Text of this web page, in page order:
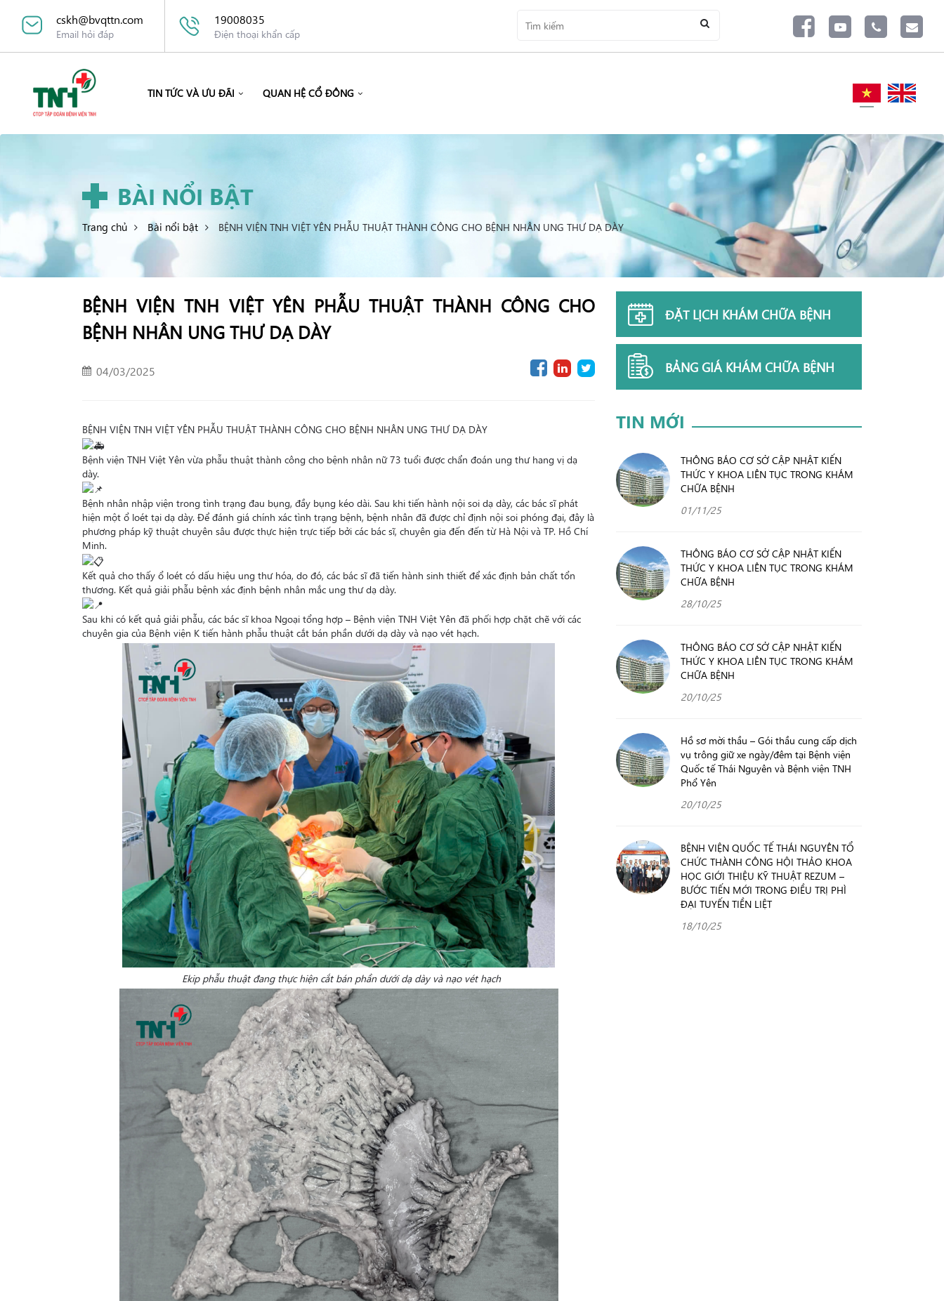
cskh@bvqttn.com
Email hỏi đáp
19008035
Điện thoại khẩn cấp
TIN TỨC VÀ ƯU ĐÃI QUAN HỆ CỔ ĐÔNG
BÀI NỔI BẬT
Trang chủ Bài nổi bật BỆNH VIỆN TNH VIỆT YÊN PHẪU THUẬT THÀNH CÔNG CHO BỆNH NHÂN UNG THƯ DẠ DÀY
BỆNH VIỆN TNH VIỆT YÊN PHẪU THUẬT THÀNH CÔNG CHO
BỆNH NHÂN UNG THƯ DẠ DÀY
04/03/2025
BỆNH VIỆN TNH VIỆT YÊN PHẪU THUẬT THÀNH CÔNG CHO BỆNH NHÂN UNG THƯ DẠ DÀY
Bệnh viện TNH Việt Yên vừa phẫu thuật thành công cho bệnh nhân nữ 73 tuổi được chẩn đoán ung thư hang vị dạ
dày.
Bệnh nhân nhập viện trong tình trạng đau bụng, đầy bụng kéo dài. Sau khi tiến hành nội soi dạ dày, các bác sĩ phát
hiện một ổ loét tại dạ dày. Để đánh giá chính xác tình trạng bệnh, bệnh nhân đã được chỉ định nội soi phóng đại, đây là
phương pháp kỹ thuật chuyên sâu được thực hiện trực tiếp bởi các bác sĩ, chuyên gia đến đến từ Hà Nội và TP. Hồ Chí
Minh.
Kết quả cho thấy ổ loét có dấu hiệu ung thư hóa, do đó, các bác sĩ đã tiến hành sinh thiết để xác định bản chất tổn
thương. Kết quả giải phẫu bệnh xác định bệnh nhân mắc ung thư dạ dày.
Sau khi có kết quả giải phẫu, các bác sĩ khoa Ngoại tổng hợp – Bệnh viện TNH Việt Yên đã phối hợp chặt chẽ với các
chuyên gia của Bệnh viện K tiến hành phẫu thuật cắt bán phần dưới dạ dày và nạo vét hạch.
Ekip phẫu thuật đang thực hiện cắt bán phần dưới dạ dày và nạo vét hạch
ĐẶT LỊCH KHÁM CHỮA BỆNH
BẢNG GIÁ KHÁM CHỮA BỆNH
TIN MỚI
THÔNG BÁO CƠ SỞ CẬP NHẬT KIẾN
THỨC Y KHOA LIÊN TỤC TRONG KHÁM
CHỮA BỆNH
01/11/25
THÔNG BÁO CƠ SỞ CẬP NHẬT KIẾN
THỨC Y KHOA LIÊN TỤC TRONG KHÁM
CHỮA BỆNH
28/10/25
THÔNG BÁO CƠ SỞ CẬP NHẬT KIẾN
THỨC Y KHOA LIÊN TỤC TRONG KHÁM
CHỮA BỆNH
20/10/25
Hồ sơ mời thầu – Gói thầu cung cấp dịch
vụ trông giữ xe ngày/đêm tại Bệnh viện
Quốc tế Thái Nguyên và Bệnh viện TNH
Phổ Yên
20/10/25
BỆNH VIỆN QUỐC TẾ THÁI NGUYÊN TỔ
CHỨC THÀNH CÔNG HỘI THẢO KHOA
HỌC GIỚI THIỆU KỸ THUẬT REZUM –
BƯỚC TIẾN MỚI TRONG ĐIỀU TRỊ PHÌ
ĐẠI TUYẾN TIỀN LIỆT
18/10/25